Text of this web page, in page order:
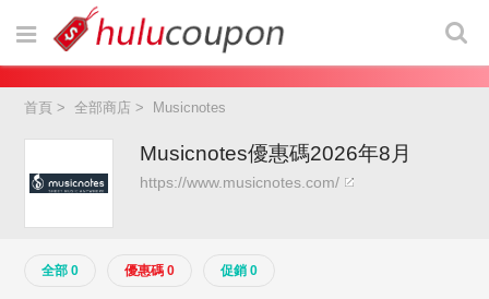
首頁 >全部商店 > Musicnotes
Musicnotes優惠碼2026年8月
https://www.musicnotes.com/
全部 0 優惠碼 0 促銷 0